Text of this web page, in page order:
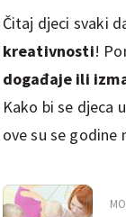
Čitaj djeci svaki
kreativnosti!
događaje ili
Kako bi se djeca
ove su se godine